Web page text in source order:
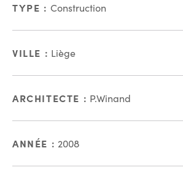
TYPE : Construction
VILLE : Liège
ARCHITECTE : P.Winand
ANNÉE : 2008